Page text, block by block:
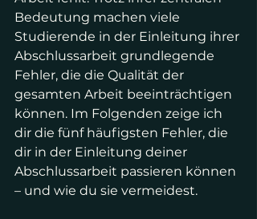
Bedeutung machen viele
Studierende in der Einleitung ihrer
Abschlussarbeit grundlegende
Fehler, die die Qualität der
gesamten Arbeit beeinträchtigen
können. Im Folgenden zeige ich
dir die fünf häufigsten Fehler, die
dir in der Einleitung deiner
Abschlussarbeit passieren können
– und wie du sie vermeidest.